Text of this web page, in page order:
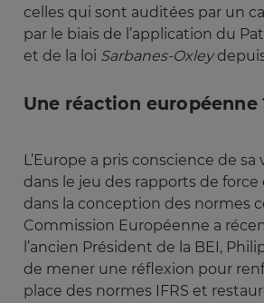
celles qui sont auditées par un
par le biais de l’application du
et de la loi Sarbanes-Oxley
Une réaction européenne
L’Europe a pris conscience de
dans le jeu des rapports de
dans la conception des normes
Commission Européenne a
l’ancien Président de la BEI,
de mener une réflexion pour
place des normes IFRS et